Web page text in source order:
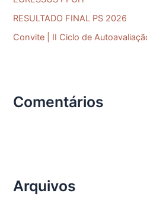
r
:
RESULTADO FINAL PS 2026
Convite | II Ciclo de
Comentários
Arquivos